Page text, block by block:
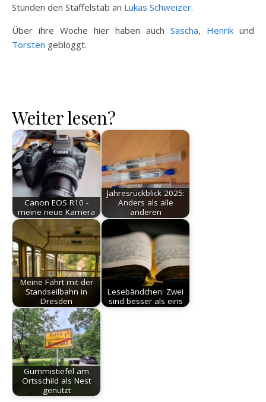
Stunden den Staffelstab an Lukas Schweizer.
Über ihre Woche hier haben auch Sascha, Henrik und
Torsten gebloggt.
Weiter lesen?
Canon EOS R10 -
meine neue Kamera
Jahresrückblick 2025:
Anders als alle
anderen
Meine Fahrt mit der
Standseilbahn in
Dresden
Lesebändchen: Zwei
sind besser als eins
Gummistiefel am
Ortsschild als Nest
genutzt